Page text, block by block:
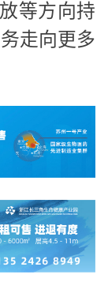
等方向持
走向更多